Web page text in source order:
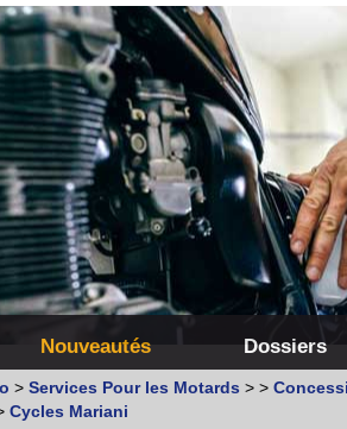
Nouveautés Dossiers
> Services Pour les Motards > >
Cycles Mariani